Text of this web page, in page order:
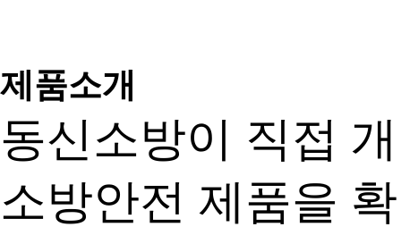
제품소개
동신소방이 직접
소방안전 제품을